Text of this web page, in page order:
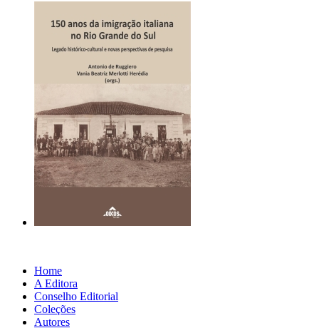
Home
A Editora
Conselho Editorial
Coleções
Autores